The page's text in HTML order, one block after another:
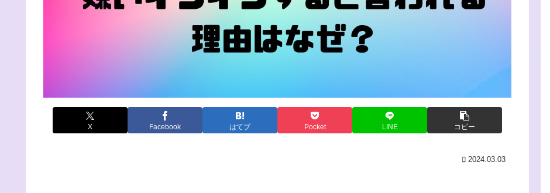
X Facebook はてブ Pocket LINE コピー
2024.03.03